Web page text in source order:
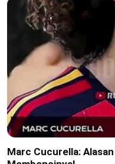
Marc Cucurella: